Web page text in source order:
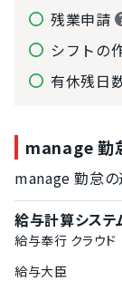
残業申請
シフトの
有休残日
manage 勤
manage 勤怠の
給与計算システ
給与奉行 クラウド
給与大臣